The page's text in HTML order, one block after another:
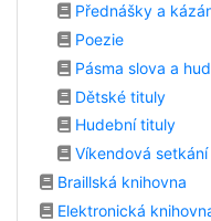
Přednášky a
Poezie
Pásma slova a
Dětské tituly
Hudební tituly
Víkendová setkání
Braillská knihovna
Elektronická